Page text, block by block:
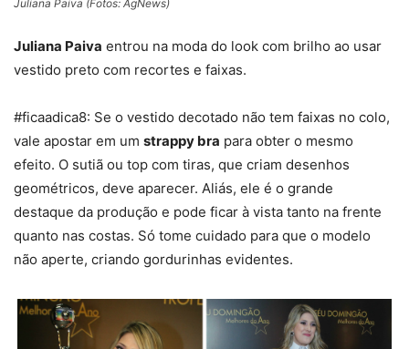
Juliana Paiva (Fotos: AgNews)
Juliana Paiva entrou na moda do look com brilho ao usar
vestido preto com recortes e faixas.
#ficaadica8: Se o vestido decotado não tem faixas no colo,
vale apostar em um strappy bra para obter o mesmo
efeito. O sutiã ou top com tiras, que criam desenhos
geométricos, deve aparecer. Aliás, ele é o grande
destaque da produção e pode ficar à vista tanto na frente
quanto nas costas. Só tome cuidado para que o modelo
não aperte, criando gordurinhas evidentes.